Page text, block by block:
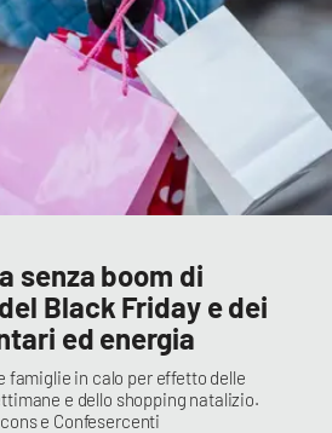
senza boom di
Black Friday e dei
ed energia
famiglie in calo per effetto delle
e dello shopping natalizio.
e Confesercenti